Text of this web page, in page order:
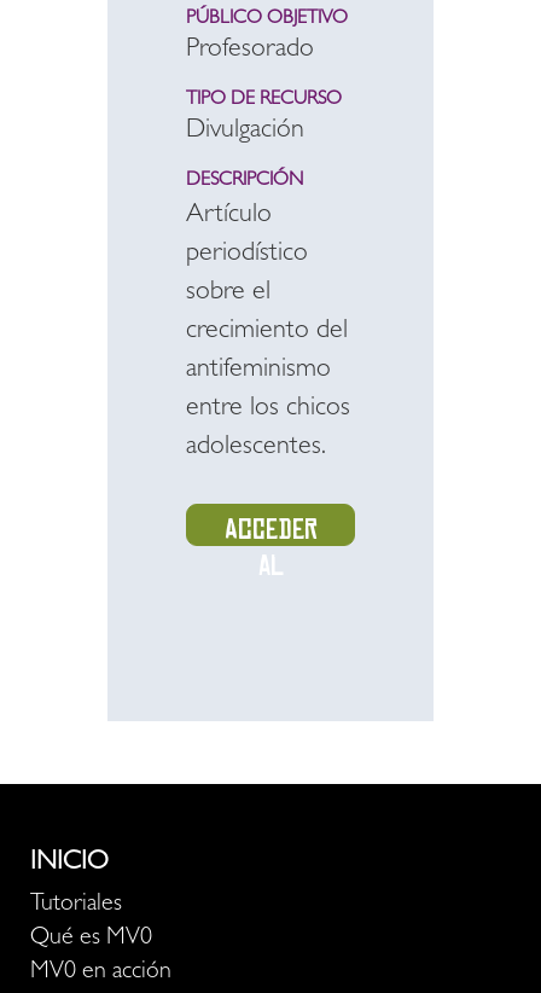
PÚBLICO OBJETIVO
Profesorado
TIPO DE RECURSO
Divulgación
DESCRIPCIÓN
Artículo
periodístico
sobre el
crecimiento del
antifeminismo
entre los chicos
adolescentes.
Acceder
al
INICIO
Tutoriales
Qué es MV0
MV0 en acción